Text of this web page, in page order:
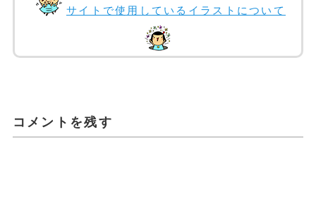
サイトで使用しているイラストについて
コメントを残す